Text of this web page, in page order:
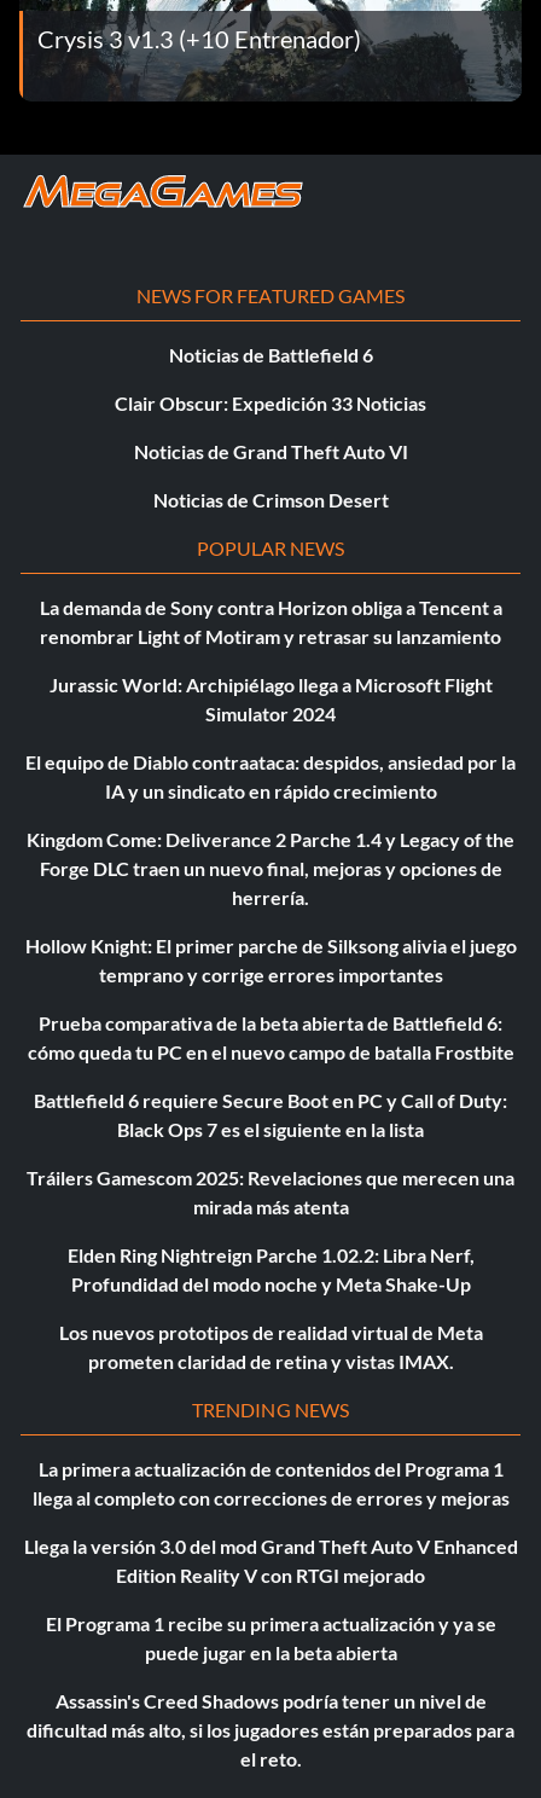
Crysis 3 v1.3 (+10 Entrenador)
NEWS FOR FEATURED GAMES
Noticias de Battlefield 6
Clair Obscur: Expedición 33 Noticias
Noticias de Grand Theft Auto VI
Noticias de Crimson Desert
POPULAR NEWS
La demanda de Sony contra Horizon obliga a Tencent a
renombrar Light of Motiram y retrasar su lanzamiento
Jurassic World: Archipiélago llega a Microsoft Flight
Simulator 2024
El equipo de Diablo contraataca: despidos, ansiedad por la
IA y un sindicato en rápido crecimiento
Kingdom Come: Deliverance 2 Parche 1.4 y Legacy of the
Forge DLC traen un nuevo final, mejoras y opciones de
herrería.
Hollow Knight: El primer parche de Silksong alivia el juego
temprano y corrige errores importantes
Prueba comparativa de la beta abierta de Battlefield 6:
cómo queda tu PC en el nuevo campo de batalla Frostbite
Battlefield 6 requiere Secure Boot en PC y Call of Duty:
Black Ops 7 es el siguiente en la lista
Tráilers Gamescom 2025: Revelaciones que merecen una
mirada más atenta
Elden Ring Nightreign Parche 1.02.2: Libra Nerf,
Profundidad del modo noche y Meta Shake-Up
Los nuevos prototipos de realidad virtual de Meta
prometen claridad de retina y vistas IMAX.
TRENDING NEWS
La primera actualización de contenidos del Programa 1
llega al completo con correcciones de errores y mejoras
Llega la versión 3.0 del mod Grand Theft Auto V Enhanced
Edition Reality V con RTGI mejorado
El Programa 1 recibe su primera actualización y ya se
puede jugar en la beta abierta
Assassin's Creed Shadows podría tener un nivel de
dificultad más alto, si los jugadores están preparados para
el reto.